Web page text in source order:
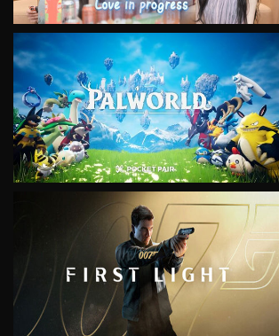
VIEW
VIEW